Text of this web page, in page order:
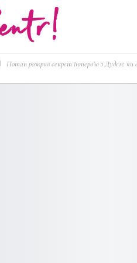
Потап розкрив секрет інтерв’ю з Дудем: чи